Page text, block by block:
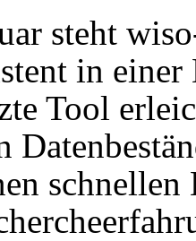
steht
in
Tool